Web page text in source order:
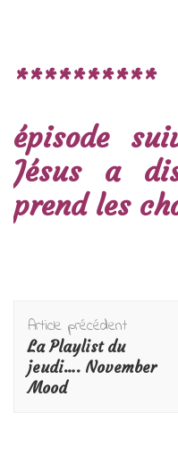
**********
épisode
Jésus a
prend les
Navigation
d'article
Article précédent
La Playlist du
jeudi…. November
Mood